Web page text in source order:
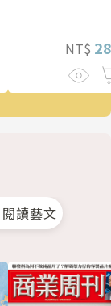
NT$
閱讀藝文